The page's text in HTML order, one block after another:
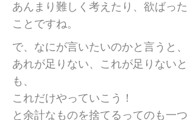
あんまり難しく考えたり、欲ばっ
ことですね。
で、なにが言いたいのかと言うと、
あれが足りない、これが足りない
も、
これだけやっていこう！
と余計なものを捨てるってのも一